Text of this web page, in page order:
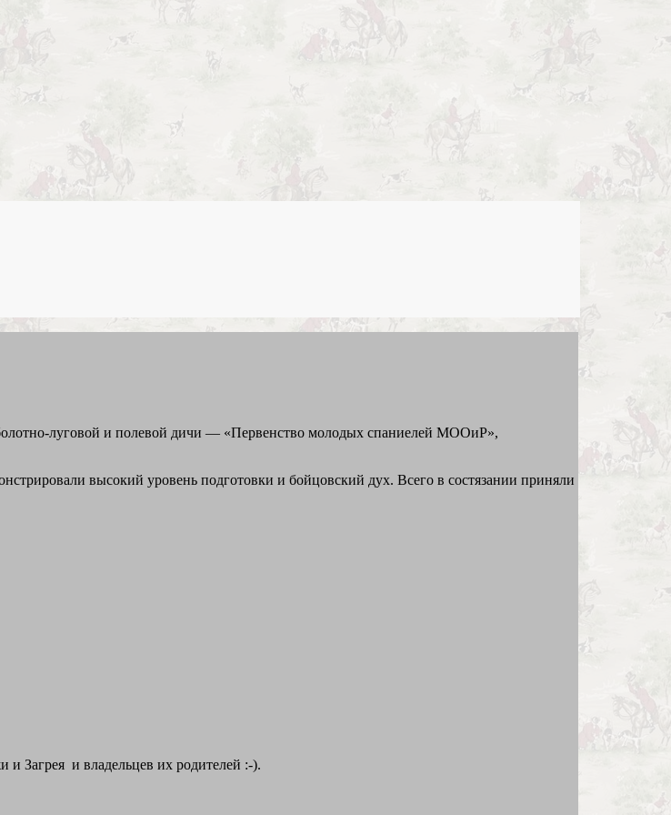
и полевой дичи — «Первенство молодых спаниелей МООиР»,
высокий уровень подготовки и бойцовский дух. Всего в состязании приняли
Загрея и владельцев их родителей :-).